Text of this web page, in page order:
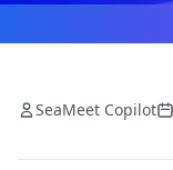
SeaMeet Copilot